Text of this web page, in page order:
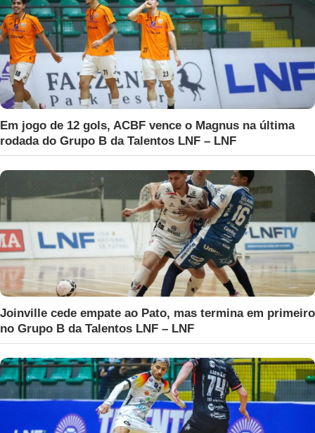
Em jogo de 12 gols, ACBF vence o Magnus na última
rodada do Grupo B da Talentos LNF – LNF
Joinville cede empate ao Pato, mas termina em primeiro
no Grupo B da Talentos LNF – LNF